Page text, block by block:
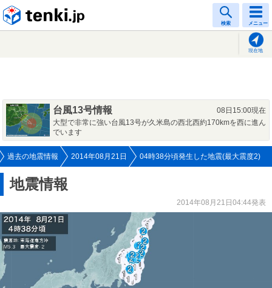
検索 メニュー
現在地
台風13号情報
08日15:00現在
大型で非常に強い台風13号が久米島の西北西約170kmを西に進ん
でいます
過去の地震情報 2014年08月21日 04時38分頃発生した地震(最大震度2)
地震情報
2014年08月21日04:44発表